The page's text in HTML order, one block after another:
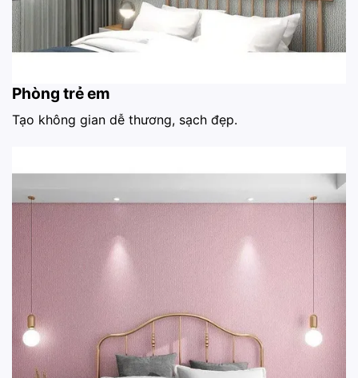
Phòng trẻ em
Tạo không gian dễ thương, sạch đẹp.